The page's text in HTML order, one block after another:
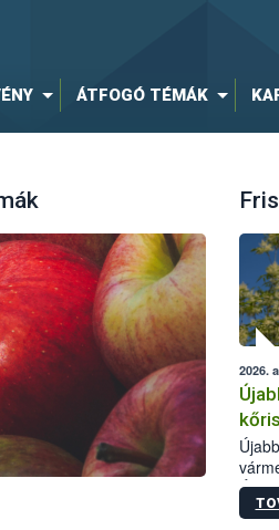
ÁTFOGÓ TÉMÁK
2026.